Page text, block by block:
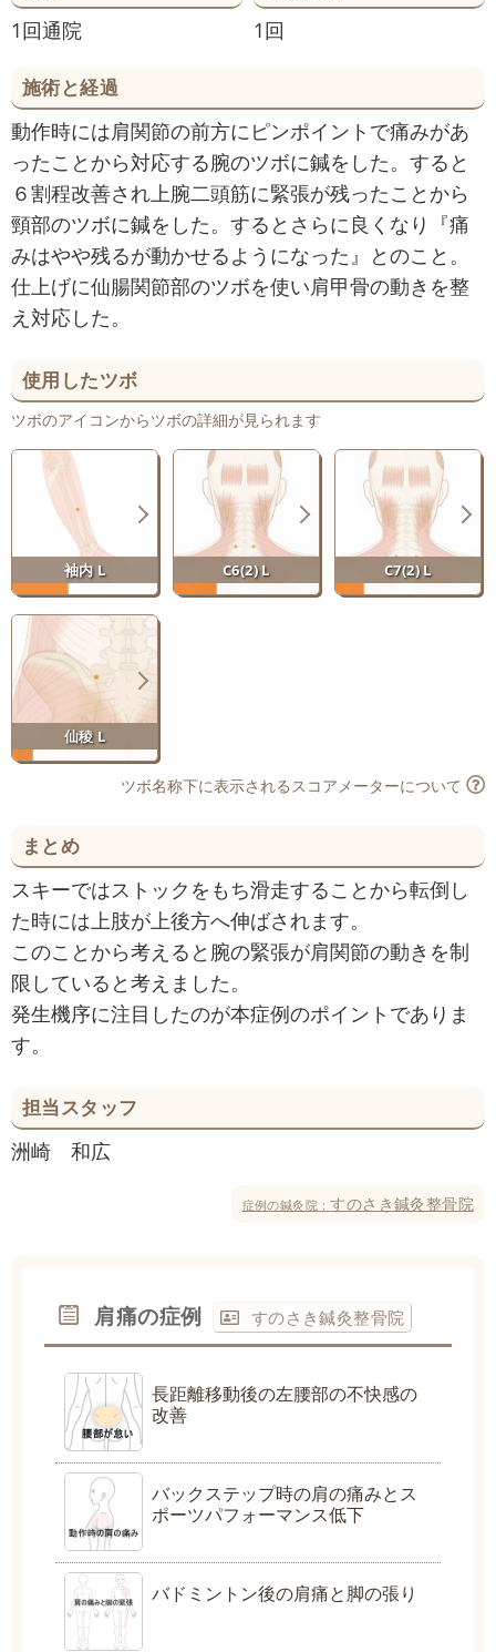
1回通院 1回
施術と経過
動作時には肩関節の前方にピンポイントで痛みがあ
ったことから対応する腕のツボに鍼をした。すると
６割程改善され上腕二頭筋に緊張が残ったことから
頸部のツボに鍼をした。するとさらに良くなり『痛
みはやや残るが動かせるようになった』とのこと。
仕上げに仙腸関節部のツボを使い肩甲骨の動きを整
え対応した。
使用したツボ
ツボのアイコンからツボの詳細が見られます
袖内 L C6(2) L C7(2) L
仙稜 L
ツボ名称下に表示されるスコアメーターについて
まとめ
スキーではストックをもち滑走することから転倒し
た時には上肢が上後方へ伸ばされます。
このことから考えると腕の緊張が肩関節の動きを制
限していると考えました。
発生機序に注目したのが本症例のポイントでありま
す。
担当スタッフ
洲崎 和広
症例の鍼灸院：すのさき鍼灸整骨院
肩痛の症例 すのさき鍼灸整骨院
長距離移動後の左腰部の不快感の
改善
バックステップ時の肩の痛みとス
ポーツパフォーマンス低下
バドミントン後の肩痛と脚の張り